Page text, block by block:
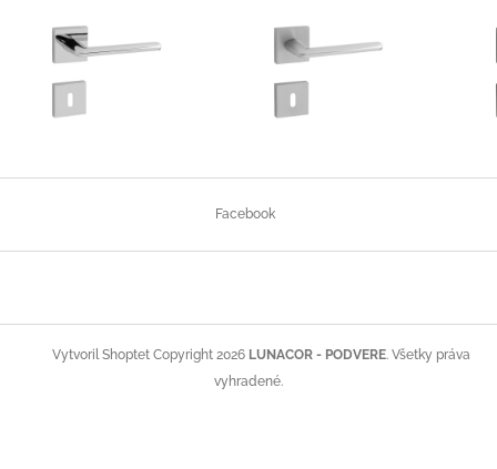
Facebook
Vytvoril Shoptet Copyright 2026 LUNACOR - PODVERE. Všetky práva
vyhradené.